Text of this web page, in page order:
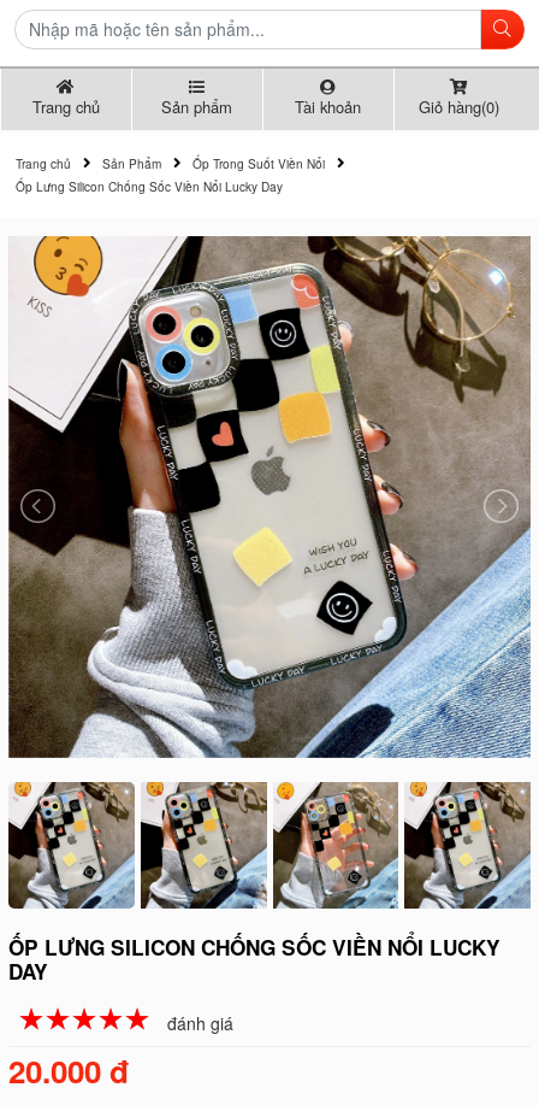
Trang chủ Sản phẩm Tài khoản Giỏ hàng(0)
Trang chủ Sản Phẩm
Ốp Trong Suốt Viền Nổi
Ốp Lưng Silicon Chống Sốc Viền Nổi Lucky Day
ỐP LƯNG SILICON CHỐNG SỐC VIỀN NỔI LUCKY
DAY
☆☆☆☆☆
★★★★★ đánh giá
20.000 đ